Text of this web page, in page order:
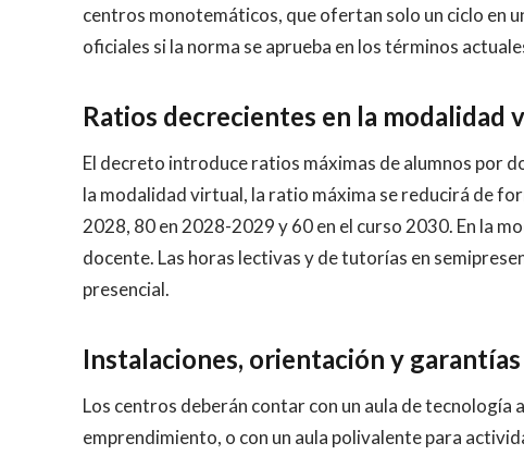
centros monotemáticos, que ofertan solo un ciclo en
oficiales si la norma se aprueba en los términos
Ratios decrecientes en la modalidad
El decreto introduce ratios máximas de alumnos por
la modalidad virtual, la ratio máxima se reducirá de
2028, 80 en 2028-2029 y 60 en el curso 2030. En la
docente. Las horas lectivas y de tutorías en
presencial.
Instalaciones, orientación y
Los centros deberán contar con un aula de
emprendimiento, o con un aula polivalente para